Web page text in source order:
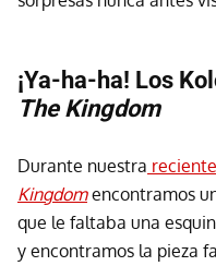
¡Ya-ha-ha! Los
The Kingdom
Durante nuestra
Kingdomencontramos
que le faltaba una
y encontramos la pieza